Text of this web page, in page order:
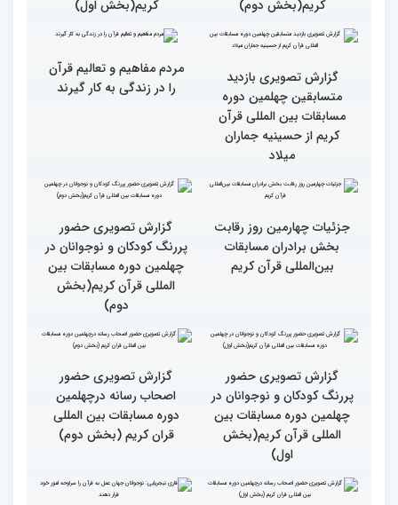
مهمانان در غرفه های
نمایشگاهی چهلمین دوره
مسابقات بین المللی قران
کریم(بخش دوم)
گزارش تصویری حضور
مهمانان در غرفه های
نمایشگاهی چهلمین دوره
متسابقین چهلمین دوره
مسابقات بین المللی قرآن
کریم از حسینیه جماران
مردم مفاهیم و تعالیم قرآن
را در زندگی به کار گیرند
بخش برادران مسابقات
بین‌المللی قرآن کریم
پررنگ کودکان و نوجوانان در
چهلمین دوره مسابقات بین
المللی قرآن کریم(بخش
دوم)